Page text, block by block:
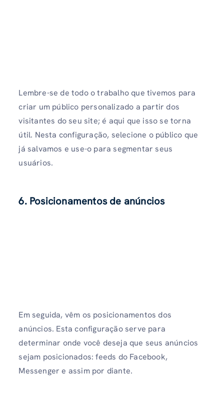
Lembre-se de todo o trabalho que tivemos para
criar um público personalizado a partir dos
visitantes do seu site; é aqui que isso se torna
útil. Nesta configuração, selecione o público que
já salvamos e use-o para segmentar seus
usuários.
6. Posicionamentos de anúncios
Em seguida, vêm os posicionamentos dos
anúncios. Esta configuração serve para
determinar onde você deseja que seus anúncios
sejam posicionados: feeds do Facebook,
Messenger e assim por diante.